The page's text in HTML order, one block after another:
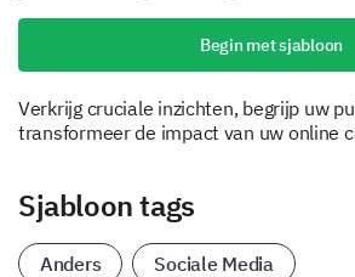
Begin met sjabloon
Verkrijg cruciale inzichten, begrijp uw
transformeer de impact van uw online
Sjabloon tags
Anders Sociale Media